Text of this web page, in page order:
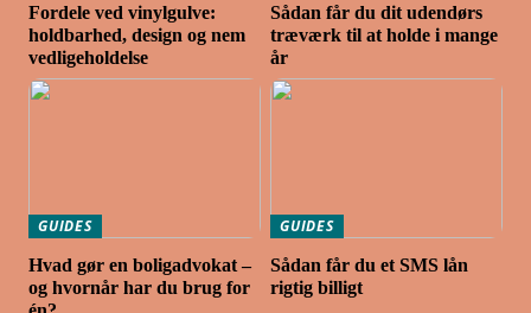
Fordele ved vinylgulve:
holdbarhed, design og nem
vedligeholdelse
Sådan får du dit udendørs
træværk til at holde i mange
år
GUIDES
Hvad gør en boligadvokat –
og hvornår har du brug for
GUIDES
Sådan får du et SMS lån
rigtig billigt